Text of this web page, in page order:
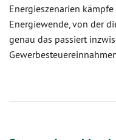
Energieszenarien
Energiewende, von der
genau das passiert